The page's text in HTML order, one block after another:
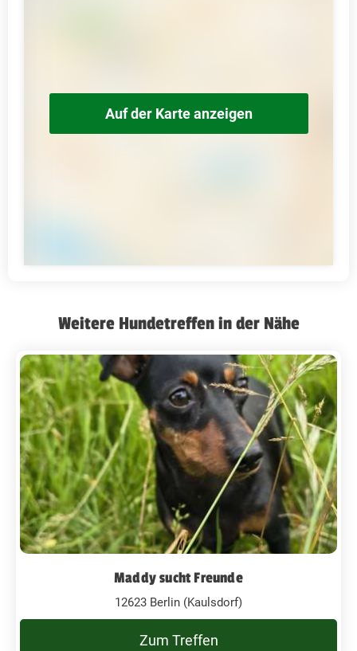
Auf der Karte anzeigen
Weitere Hundetreffen in der Nähe
Maddy sucht Freunde
12623 Berlin (Kaulsdorf)
Zum Treffen